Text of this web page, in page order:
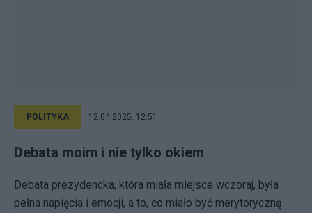
POLITYKA 12.04.2025, 12:51
Debata moim i nie tylko okiem
Debata prezydencka, która miała miejsce wczoraj, była
pełna napięcia i emocji, a to, co miało być merytoryczną